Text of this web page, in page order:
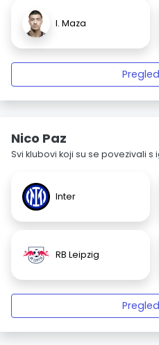
I. Maza
Nico Paz
Svi klubovi koji su se povezivali s
Inter
RB Leipzig